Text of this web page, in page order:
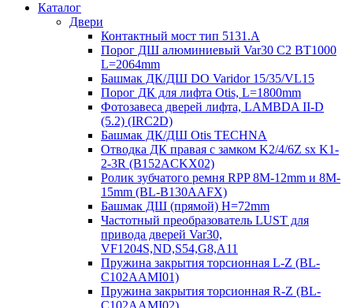
Каталог
Двери
Контактный мост тип 5131.A
Порог ДШ алюминиевый Var30 C2 BT1000
L=2064mm
Башмак ДК/ДШ DO Varidor 15/35/VL15
Порог ДК для лифта Otis, L=1800mm
Фотозавеса дверей лифта, LAMBDA II-D
(5.2) (IRC2D)
Башмак ДК/ДШ Otis TECHNA
Отводка ДК правая с замком K2/4/6Z sx K1-
2-3R (B152ACKX02)
Ролик зубчатого ремня RPP 8M-12mm и 8M-
15mm (BL-B130AAFX)
Башмак ДШ (прямой) H=72mm
Частотный преобразователь LUST для
привода дверей Var30,
VF1204S,ND,S54,G8,A11
Пружина закрытия торсионная L-Z (BL-
C102AAMI01)
Пружина закрытия торсионная R-Z (BL-
C102AAMI02)